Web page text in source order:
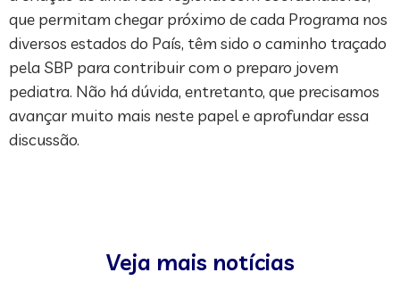
que permitam chegar próximo de cada Programa nos
diversos estados do País, têm sido o caminho traçado
pela SBP para contribuir com o preparo jovem
pediatra. Não há dúvida, entretanto, que precisamos
avançar muito mais neste papel e aprofundar essa
discussão.
Veja mais notícias